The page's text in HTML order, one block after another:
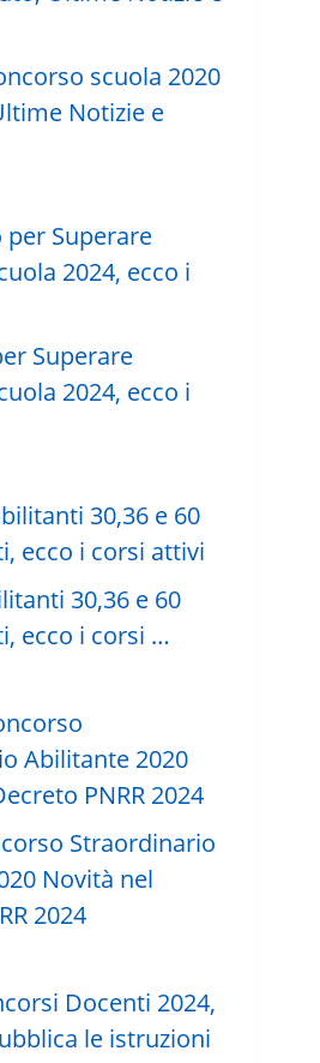
scuola 2020
Notizie e
Superare
2024, ecco i
30,36 e 60
ecco i corsi …
Straordinario
Novità nel
2024